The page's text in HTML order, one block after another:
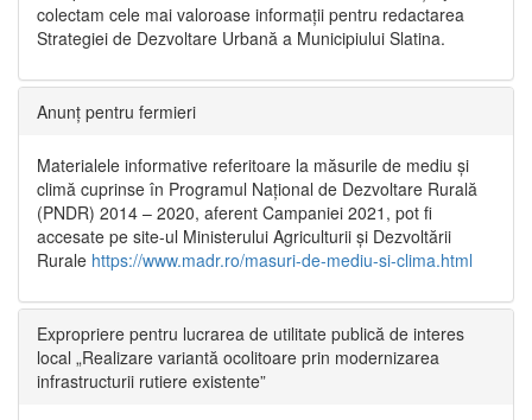
colectam cele mai valoroase informații pentru redactarea
Strategiei de Dezvoltare Urbană a Municipiului Slatina.
Anunț pentru fermieri
Materialele informative referitoare la măsurile de mediu și
climă cuprinse în Programul Național de Dezvoltare Rurală
(PNDR) 2014 – 2020, aferent Campaniei 2021, pot fi
accesate pe site-ul Ministerului Agriculturii și Dezvoltării
Rurale https://www.madr.ro/masuri-de-mediu-si-clima.html
Expropriere pentru lucrarea de utilitate publică de interes
local „Realizare variantă ocolitoare prin modernizarea
infrastructurii rutiere existente”